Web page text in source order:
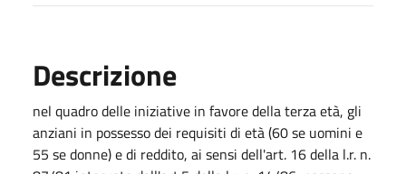
Descrizione
nel quadro delle iniziative in favore della terza età, gli
anziani in possesso dei requisiti di età (60 se uomini e
55 se donne) e di reddito, ai sensi dell'art. 16 della l.r. n.